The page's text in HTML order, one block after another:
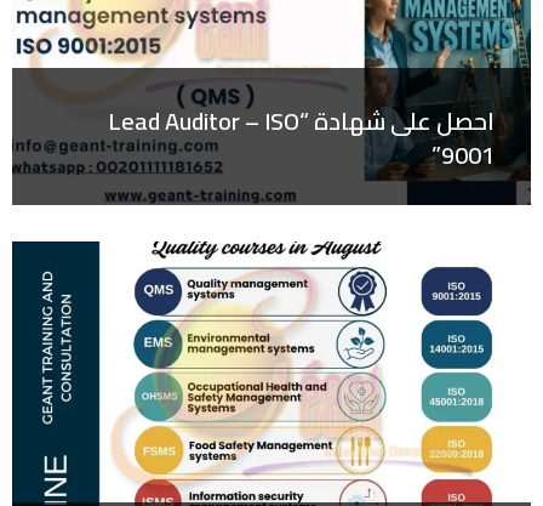
احصل على شهادة “Lead Auditor – ISO
9001”